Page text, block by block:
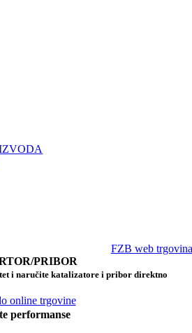
FZB web trgovina
PRIBOR
i naručite katalizatore i pribor direktno
online trgovine
performanse